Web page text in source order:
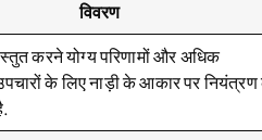
विवरण
करने योग्य परिणामों और अधिक
के लिए नाड़ी के आकार पर नियंत्रण